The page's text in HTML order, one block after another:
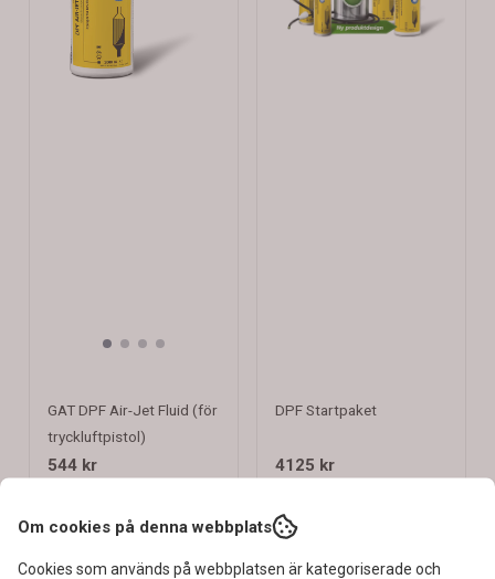
GAT DPF Air-Jet Fluid (för
tryckluftpistol)
544 kr
Köp nu
DPF Startpaket
4125 kr
Om cookies på denna webbplats
Cookies som används på webbplatsen är kategoriserade och